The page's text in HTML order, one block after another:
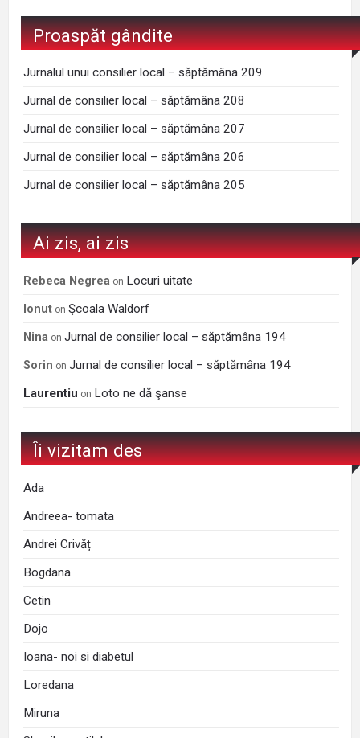
Proaspăt gândite
Jurnalul unui consilier local – săptămâna 209
Jurnal de consilier local – săptămâna 208
Jurnal de consilier local – săptămâna 207
Jurnal de consilier local – săptămâna 206
Jurnal de consilier local – săptămâna 205
Ai zis, ai zis
Rebeca Negrea on Locuri uitate
Ionut onŞcoala Waldorf
Nina onJurnal de consilier local – săptămâna 194
Sorin onJurnal de consilier local – săptămâna 194
Laurentiu on Loto ne dă şanse
Îi vizitam des
Ada
Andreea- tomata
Andrei Crivăț
Bogdana
Cetin
Dojo
Ioana- noi si diabetul
Loredana
Miruna